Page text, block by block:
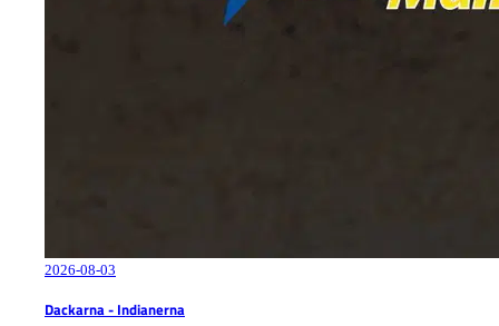
2026-08-03
Dackarna - Indianerna